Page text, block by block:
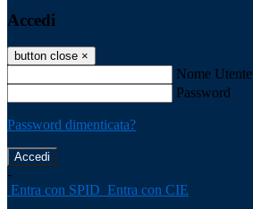
Accedi
button close ×
Nome Utente
Password
Password dimenticata?
-
Entra con SPID Entra con CIE